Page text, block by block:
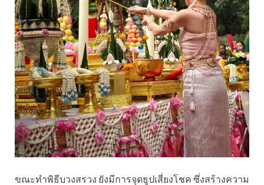
ขณะทำพิธีบวงสรวง ยังมีการจุดธูปเสี่ยงโชค ซึ่งสร้างความ